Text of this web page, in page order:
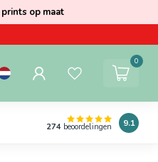
prints op maat
0
274 beoordelingen 9.1